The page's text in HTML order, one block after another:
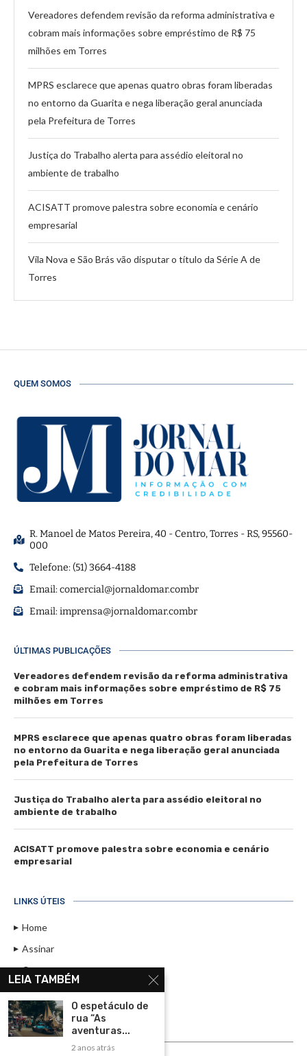
Vereadores defendem revisão da reforma administrativa e
cobram mais informações sobre empréstimo de R$ 75
milhões em Torres
MPRS esclarece que apenas quatro obras foram liberadas
no entorno da Guarita e nega liberação geral anunciada
pela Prefeitura de Torres
Justiça do Trabalho alerta para assédio eleitoral no
ambiente de trabalho
ACISATT promove palestra sobre economia e cenário
empresarial
Vila Nova e São Brás vão disputar o título da Série A de
Torres
QUEM SOMOS
R. Manoel de Matos Pereira, 40 - Centro, Torres - RS, 95560-
000
Telefone: (51) 3664-4188
Email:comercial@jornaldomar.combr
Email:imprensa@jornaldomar.combr
ÚLTIMAS PUBLICAÇÕES
Vereadores defendem revisão da reforma administrativa
e cobram mais informações sobre empréstimo de R$ 75
milhões em Torres
MPRS esclarece que apenas quatro obras foram liberadas
no entorno da Guarita e nega liberação geral anunciada
pela Prefeitura de Torres
Justiça do Trabalho alerta para assédio eleitoral no
ambiente de trabalho
ACISATT promove palestra sobre economia e cenário
empresarial
LINKS ÚTEIS
Home
Assinar
Contato
Política de Privacidade
Rádio Maristela - Ao Vivo
LEIA TAMBÉM
O espetáculo de
rua “As
aventuras...
2 anos atrás